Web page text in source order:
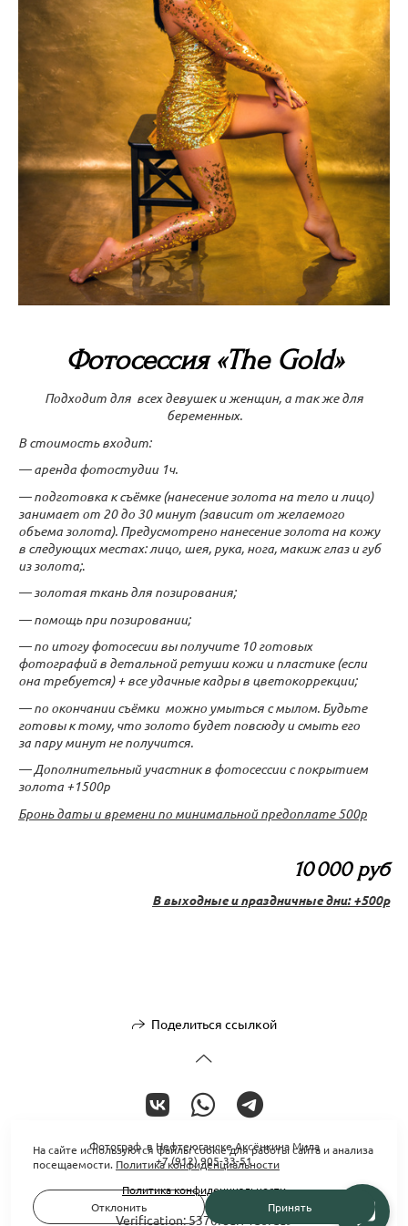
Фотосессия «The Gold»
Подходит для всех девушек и женщин, а так же для
беременных.
В стоимость входит:
— аренда фотостудии 1ч.
— подготовка к съёмке (нанесение золота на тело и лицо)
занимает от 20 до 30 минут (зависит от желаемого
объема золота). Предусмотрено нанесение золота на кожу
в следующих местах: лицо, шея, рука, нога, макиж глаз и губ
из золота;.
— золотая ткань для позирования;
— помощь при позировании;
— по итогу фотосесии вы получите 10 готовых
фотографий в детальной ретуши кожи и пластике (если
она требуется) + все удачные кадры в цветокоррекции;
— по окончании съёмки можно умыться с мылом. Будьте
готовы к тому, что золото будет повсюду и смыть его
за пару минут не получится.
— Дополнительный участник в фотосессии с покрытием
золота +1500р
Бронь даты и времени по минимальной предоплате 500р
10 000 руб
В выходные и праздничные дни: +500р
Поделиться ссылкой
Фотограф в Нефтеюганске Аксёнкина Мила
+7 (912) 905-33-51
Политика конфиденциальности
Verification: 5370f8aff4d6fda9
На сайте используются файлы cookie для работы сайта и анализа
посещаемости. Политика конфиденциальности
Отклонить Принять